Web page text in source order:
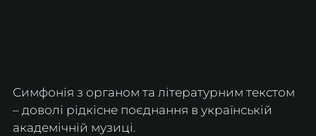
Симфонія з органом та літературним текстом
– доволі рідкісне поєднання в українській
академічній музиці.